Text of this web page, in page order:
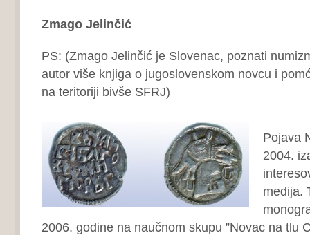
Zmago Jelinčić
PS: (Zmago Jelinčić je Slovenac, poznati
autor više knjiga o jugoslovenskom novcu i
na teritoriji bivše SFRJ)
Pojava
2004.
medija.
2006. godine na naučnom skupu ”Novac na tlu